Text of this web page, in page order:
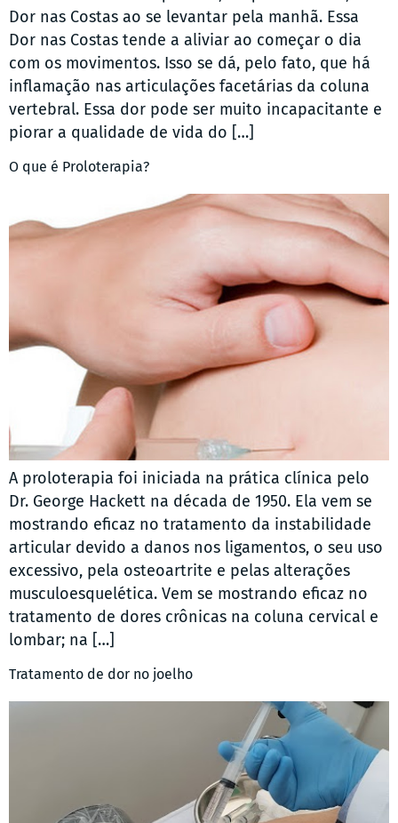
Dor nas Costas ao se levantar pela manhã. Essa
Dor nas Costas tende a aliviar ao começar o dia
com os movimentos. Isso se dá, pelo fato, que há
inflamação nas articulações facetárias da coluna
vertebral. Essa dor pode ser muito incapacitante e
piorar a qualidade de vida do […]
O que é Proloterapia?
A proloterapia foi iniciada na prática clínica pelo
Dr. George Hackett na década de 1950. Ela vem se
mostrando eficaz no tratamento da instabilidade
articular devido a danos nos ligamentos, o seu uso
excessivo, pela osteoartrite e pelas alterações
musculoesquelética. Vem se mostrando eficaz no
tratamento de dores crônicas na coluna cervical e
lombar; na […]
Tratamento de dor no joelho